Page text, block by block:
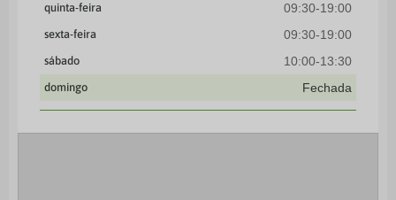
quinta-feira 09:30-19:00
sexta-feira 09:30-19:00
sábado 10:00-13:30
domingo Fechada